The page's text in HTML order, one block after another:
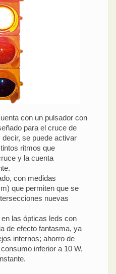
con un pulsador con
para el cruce de
se puede activar
ritmos que
y la cuenta
con medidas
que permiten que se
nuevas
las ópticas leds con
de efecto fantasma, ya
internos; ahorro de
inferior a 10 W,